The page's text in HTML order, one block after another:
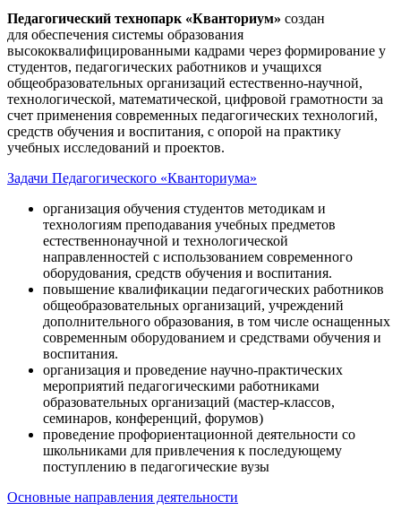
Педагогический технопарк «Кванториум» создан
для обеспечения системы образования
высококвалифицированными кадрами через формирование у
студентов, педагогических работников и учащихся
общеобразовательных организаций естественно-научной,
технологической, математической, цифровой грамотности за
счет применения современных педагогических технологий,
средств обучения и воспитания, с опорой на практику
учебных исследований и проектов.
Задачи Педагогического «Кванториума»
организация обучения студентов методикам и
технологиям преподавания учебных предметов
естественнонаучной и технологической
направленностей с использованием современного
оборудования, средств обучения и воспитания.
повышение квалификации педагогических работников
общеобразовательных организаций, учреждений
дополнительного образования, в том числе оснащенных
современным оборудованием и средствами обучения и
воспитания.
организация и проведение научно-практических
мероприятий педагогическими работниками
образовательных организаций (мастер-классов,
семинаров, конференций, форумов)
проведение профориентационной деятельности со
школьниками для привлечения к последующему
поступлению в педагогические вузы
Основные направления деятельности